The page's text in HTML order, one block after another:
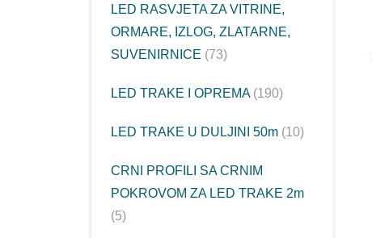
LED RASVJETA ZA VITRINE,
ORMARE, IZLOG, ZLATARNE,
SUVENIRNICE
73
LED TRAKE I OPREMA 190
LED TRAKE U DULJINI 50m 10
CRNI PROFILI SA CRNIM
POKROVOM ZA LED TRAKE 2m
5